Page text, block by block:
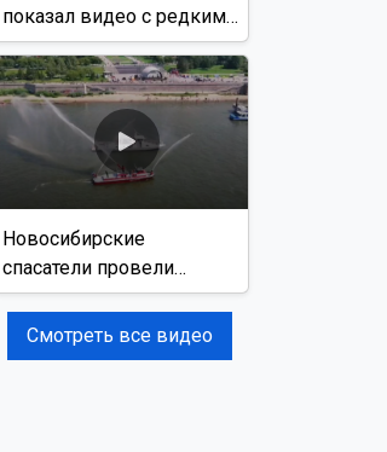
показал видео с редким
виверровым котом
Новосибирские
спасатели провели
учения на реке Обь
Смотреть все видео